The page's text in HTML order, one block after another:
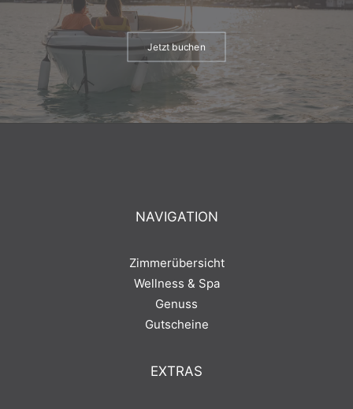
Jetzt buchen
NAVIGATION
Zimmerübersicht
Wellness & Spa
Genuss
Gutscheine
EXTRAS